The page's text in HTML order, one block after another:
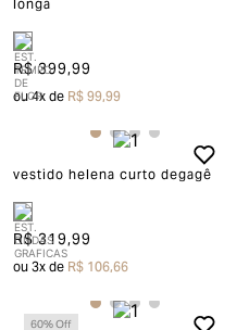
R$ 399,99
ou4x deR$ 99,99
vestido helena curto degagê
R$ 319,99
ou3x deR$ 106,66
60% Off